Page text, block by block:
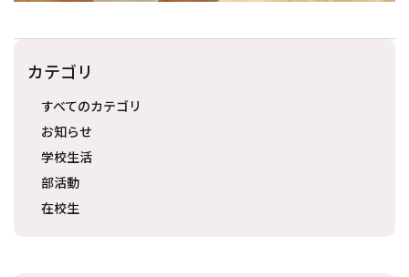
カテゴリ
すべてのカテゴリ
お知らせ
学校生活
部活動
在校生